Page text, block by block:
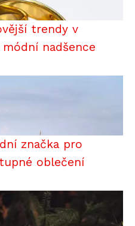
trendy v
nadšence
značka pro
oblečení